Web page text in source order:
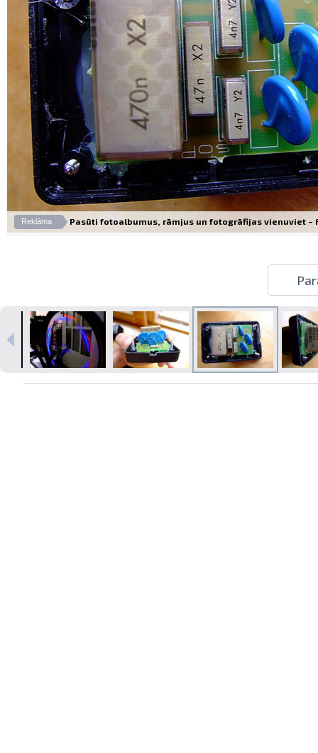
Izdrukas 1h laikā Rīgā – pasūtiet
tiešsaistē
Dažādi formāti un papīra veidi
Reklāma Pasūti fotoalbumus, rāmjus un fotogrāfijas vienuviet –